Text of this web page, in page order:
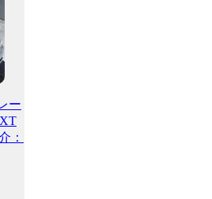
ー
：